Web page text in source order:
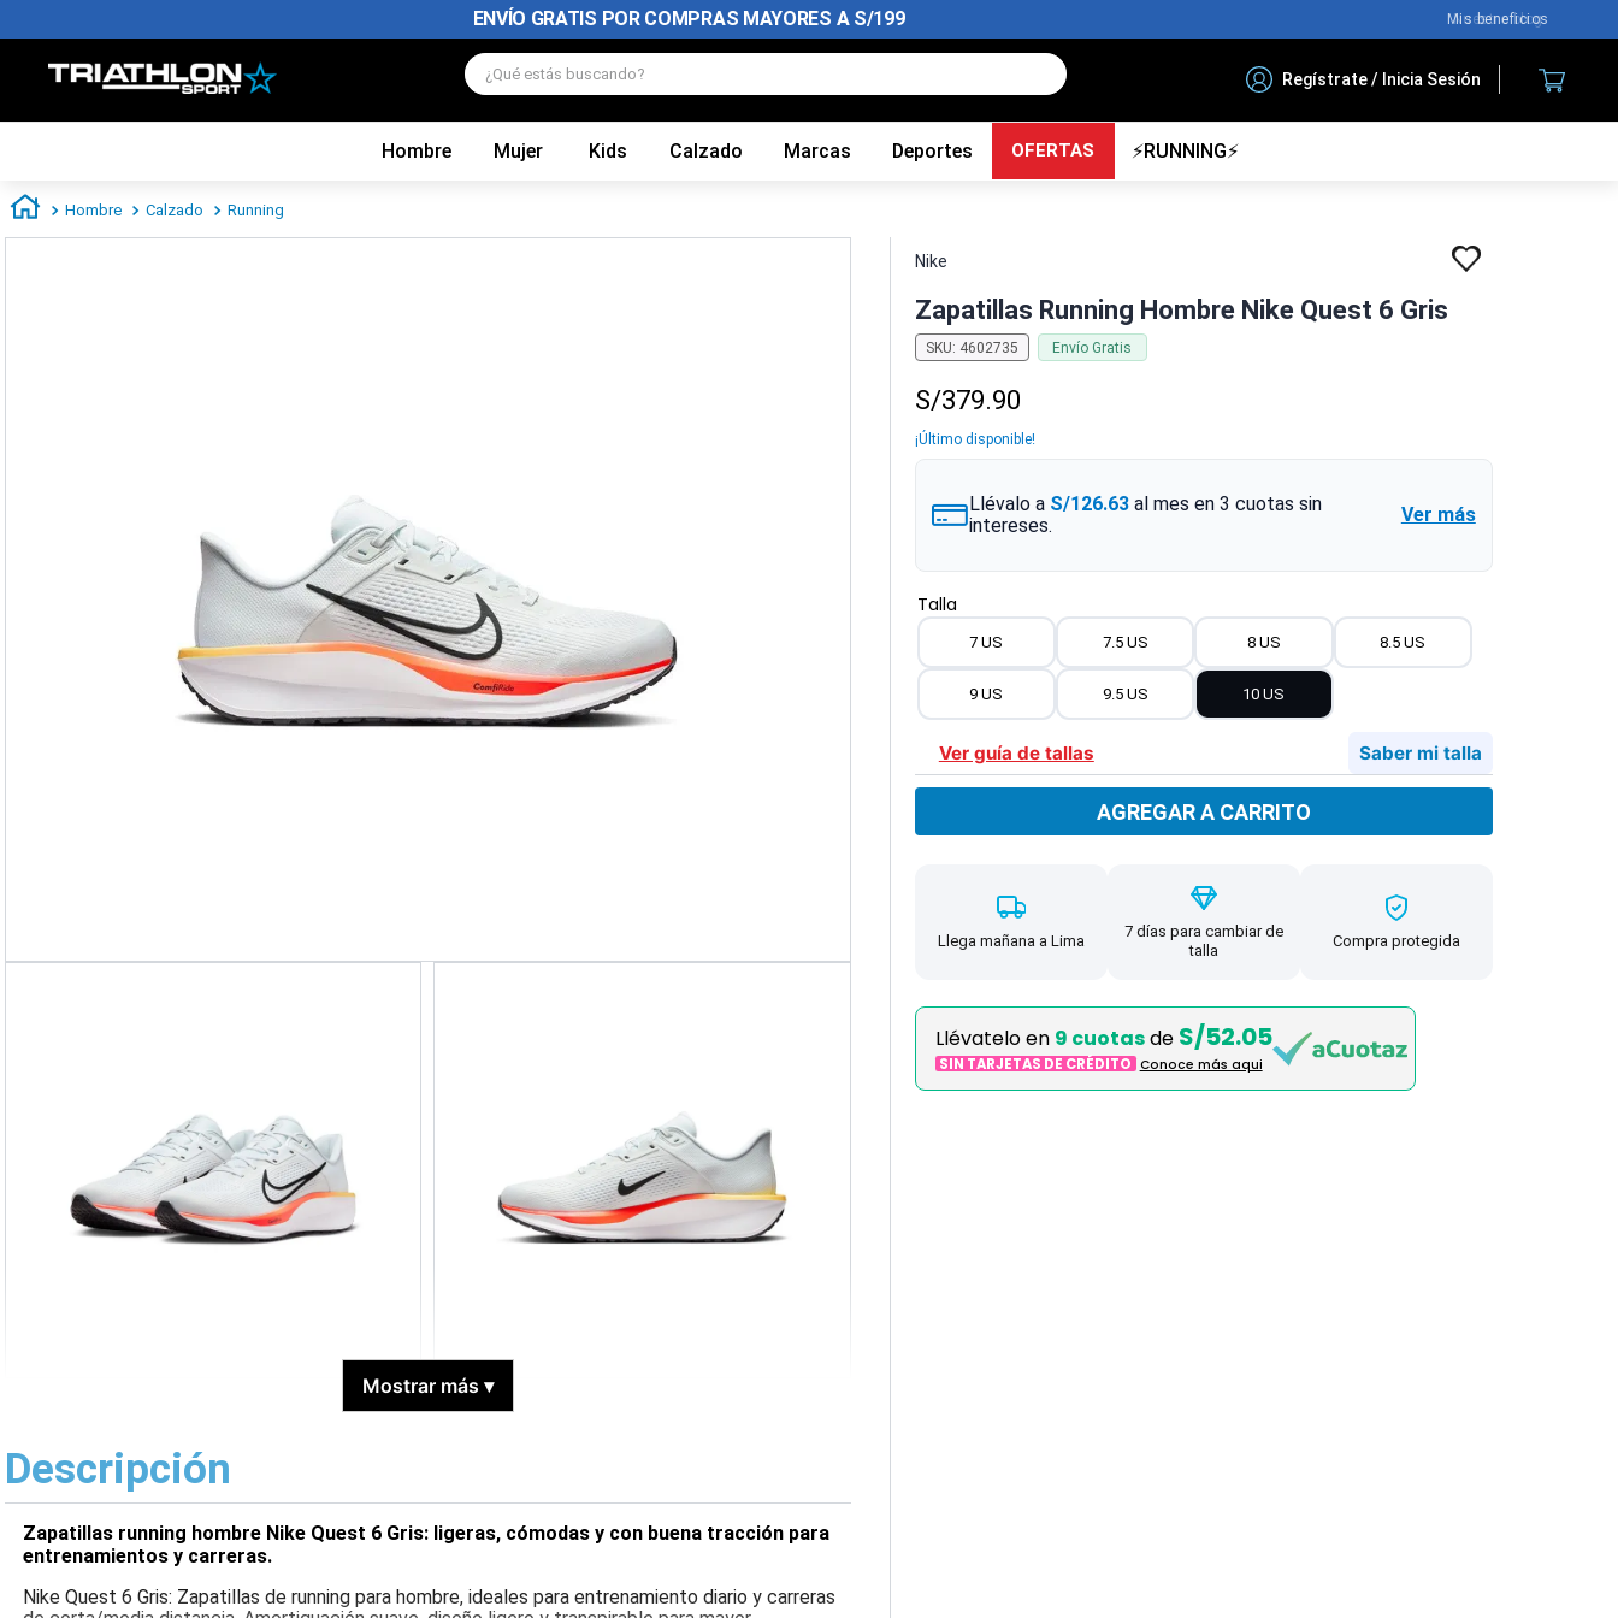
ENVÍO GRATIS POR COMPRAS MAYORES A S/199 Nuestro blog
¿Qué estás buscando?
Regístrate / Inicia Sesión
Hombre Mujer Kids Calzado Marcas Deportes OFERTAS ⚡RUNNING⚡
Hombre Calzado Running
Mostrar más ▾
Descripción
Zapatillas running hombre Nike Quest 6 Gris: ligeras, cómodas y con buena tracción para
entrenamientos y carreras.
Nike Quest 6 Gris: Zapatillas de running para hombre, ideales para entrenamiento diario y carreras
Nike
Zapatillas Running Hombre Nike Quest 6 Gris
SKU: 4602735 Envío Gratis
S/379.90
¡Último disponible!
Llévalo a S/126.63al mes en 3 cuotas sin
intereses.
Ver más
Talla
7 US 7.5 US 8 US 8.5 US
9 US 9.5 US 10 US
Ver guía de tallas Saber mi talla
AGREGAR A CARRITO
Llega mañana a Lima
7 días para cambiar de
talla
Compra protegida
Llévatelo en 9 cuotasde S/52.05
SIN TARJETAS DE CRÉDITO Conoce más aqui
TÉRMINOS MÁS BUSCADOS
2.
zapatillas nike